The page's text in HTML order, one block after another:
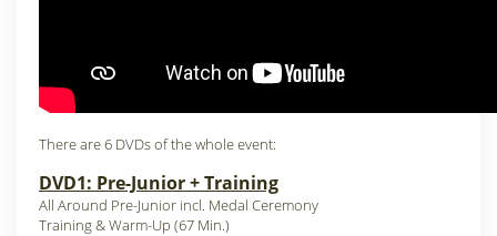
There are 6 DVDs of the whole event:
DVD1: Pre-Junior + Training
All Around Pre-Junior incl. Medal Ceremony
Training & Warm-Up (67 Min.)